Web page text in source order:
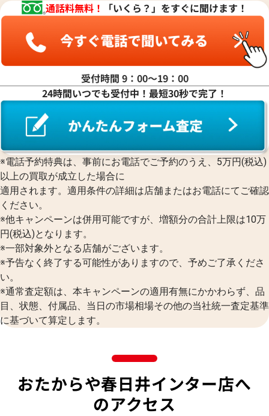
通話料無料！ 「いくら？」をすぐに聞けます！
受付時間 9：00〜19：00
24時間いつでも受付中！最短30秒で完了！
※電話予約特典は、事前にお電話でご予約のうえ、5万円(税込)
以上の買取が成立した場合に
適用されます。適用条件の詳細は店舗またはお電話にてご確認
ください。
※他キャンペーンは併用可能ですが、増額分の合計上限は10万
円(税込)となります。
※一部対象外となる店舗がございます。
※予告なく終了する可能性がありますので、予めご了承くださ
い。
※通常査定額は、本キャンペーンの適用有無にかかわらず、品
目、状態、付属品、当日の市場相場その他の当社統一査定基準
に基づいて算定します。
おたからや春日井インター店へ
のアクセス